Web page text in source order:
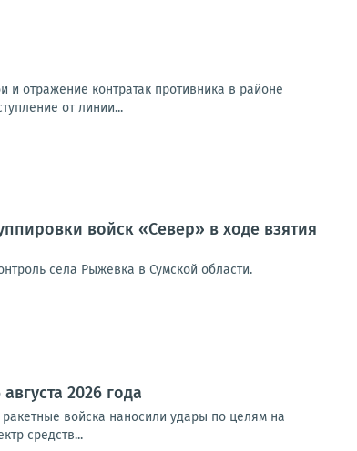
отражение контратак противника в районе
от линии...
войск «Север» в ходе взятия
села Рыжевка в Сумской области.
2026 года
войска наносили удары по целям на
средств...